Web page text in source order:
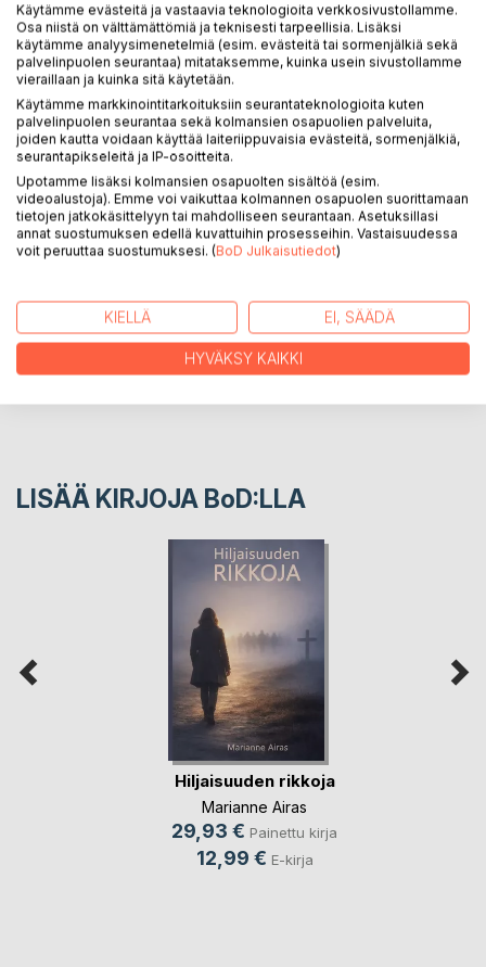
KUVAUS
Sapattivuosi ja muita kertomuksia on novellikokoelma,
jossa Olavi, Eemeli, Jussi ja muut tarinoissa esiintyvät
henkilöt kohtaavat erilaisia elämän tilanteita. Osa tarinoista
on fiktiivisiä, osa hyvinkin todellisia. Yhteistä niille on
voimakas elämän maku.
KIRJAILIJA
LUKIJA-ARVOSTELUT
LISÄÄ KIRJOJA BoD:LLA
Hiljaisuuden rikkoja
Marianne Airas
29,93 € Painettu kirja
12,99 € E-kirja
Käytämme evästeitä ja vastaavia teknologioita verkkosivustollamme.
Osa niistä on välttämättömiä ja teknisesti tarpeellisia. Lisäksi
käytämme analyysimenetelmiä (esim. evästeitä tai sormenjälkiä sekä
palvelinpuolen seurantaa) mitataksemme, kuinka usein sivustollamme
vieraillaan ja kuinka sitä käytetään.
Käytämme markkinointitarkoituksiin seurantateknologioita kuten
palvelinpuolen seurantaa sekä kolmansien osapuolien palveluita,
joiden kautta voidaan käyttää laiteriippuvaisia evästeitä, sormenjälkiä,
seurantapikseleitä ja IP-osoitteita.
Upotamme lisäksi kolmansien osapuolten sisältöä (esim.
videoalustoja). Emme voi vaikuttaa kolmannen osapuolen suorittamaan
tietojen jatkokäsittelyyn tai mahdolliseen seurantaan. Asetuksillasi
annat suostumuksen edellä kuvattuihin prosesseihin. Vastaisuudessa
voit peruuttaa suostumuksesi. (BoD Julkaisutiedot)
KIELLÄ EI, SÄÄDÄ
HYVÄKSY KAIKKI